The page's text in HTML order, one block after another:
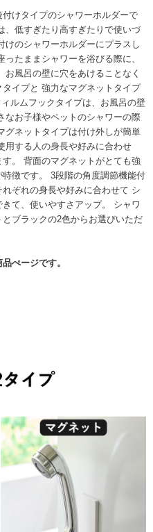
けタイプのシャワーホルダーで
、低すぎたり高すぎたりで使いづ
けのシャワーホルダーにプラスし
たままシャワーを浴びる際に、
風呂の壁に穴をあけることなく
イプと 強力なマグネットタイプ
ルムフックタイプは、お風呂の壁
なお子様やペットのシャワーの際
ネットタイプは付け外しが簡単
用する人の身長や好みに合わせ
。 背面のマグネットがとても強
徴です。 3段階の角度調節機能付
ぞれの身長や好みに合わせて シ
て、使いやすさアップ。 シャワ
ブラックの2色からお選びいただ
ぺージです。